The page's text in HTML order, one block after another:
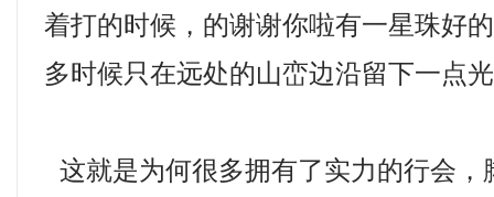
着打的时候，的谢谢你啦有一星珠好
多时候只在远处的山峦边沿留下一点
这就是为何很多拥有了实力的行会，